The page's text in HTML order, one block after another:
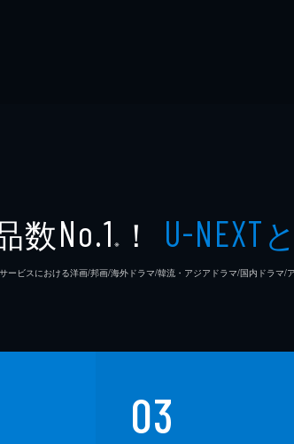
数No.1 ※ ！ U-NEXT
ビスにおける洋画/邦画/海外ドラマ/韓流・アジアドラマ/国内ドラマ/
03